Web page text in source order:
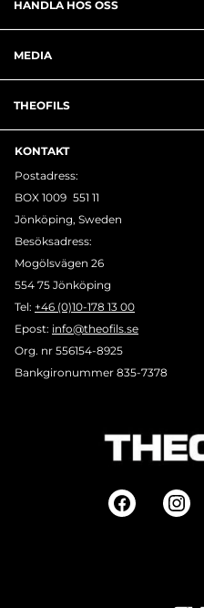
HANDLA HOS OSS
MEDIA
THEOFILS
KONTAKT
Postadress:
BOX 1009 551 11
Jönköping, Sweden
Besöksadress:
Mogölsvägen 26
554 75 Jönköping
Tel: +46 (0)10-178 13 00
Epost: info@theofils.se
Org. nr 556154-8925
Bankgironummer 835-7378